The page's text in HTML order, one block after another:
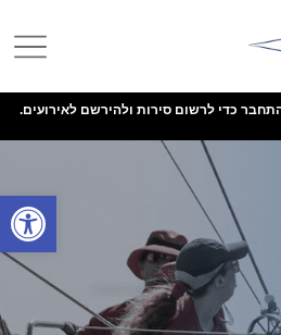
כדי לרשום סירות ולהירשם לאירועים.